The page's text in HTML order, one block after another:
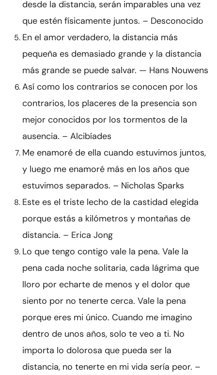
desde la distancia, serán imparables una vez
que estén físicamente juntos. – Desconocido
En el amor verdadero, la distancia más
pequeña es demasiado grande y la distancia
más grande se puede salvar. — Hans Nouwens
Así como los contrarios se conocen por los
contrarios, los placeres de la presencia son
mejor conocidos por los tormentos de la
ausencia. – Alcibíades
Me enamoré de ella cuando estuvimos juntos,
y luego me enamoré más en los años que
estuvimos separados. – Nicholas Sparks
Este es el triste lecho de la castidad elegida
porque estás a kilómetros y montañas de
distancia. – Erica Jong
Lo que tengo contigo vale la pena. Vale la
pena cada noche solitaria, cada lágrima que
lloro por echarte de menos y el dolor que
siento por no tenerte cerca. Vale la pena
porque eres mi único. Cuando me imagino
dentro de unos años, solo te veo a ti. No
importa lo dolorosa que pueda ser la
distancia, no tenerte en mi vida sería peor. –